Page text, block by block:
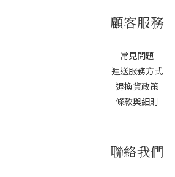
顧客服務
常見問題
運送服務方式
退換貨政策
條款與細則
聯絡我們